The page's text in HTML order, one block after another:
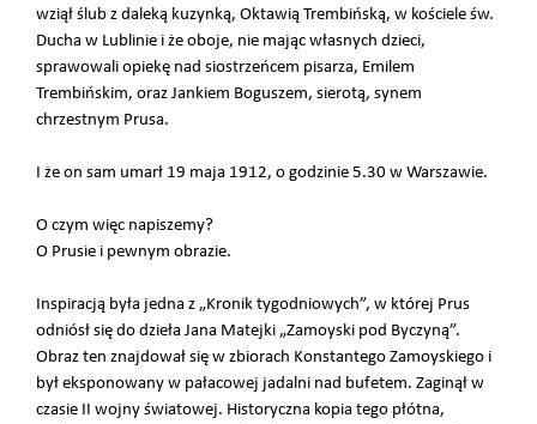
wziął ślub z daleką kuzynką, Oktawią Trembińską, w kościele św.
Ducha w Lublinie i że oboje, nie mając własnych dzieci,
sprawowali opiekę nad siostrzeńcem pisarza, Emilem
Trembińskim, oraz Jankiem Boguszem, sierotą, synem
chrzestnym Prusa.
I że on sam umarł 19 maja 1912, o godzinie 5.30 w Warszawie.
O czym więc napiszemy?
O Prusie i pewnym obrazie.
Inspiracją była jedna z „Kronik tygodniowych”, w której Prus
odniósł się do dzieła Jana Matejki „Zamoyski pod Byczyną”.
Obraz ten znajdował się w zbiorach Konstantego Zamoyskiego i
był eksponowany w pałacowej jadalni nad bufetem. Zaginął w
czasie II wojny światowej. Historyczna kopia tego płótna,